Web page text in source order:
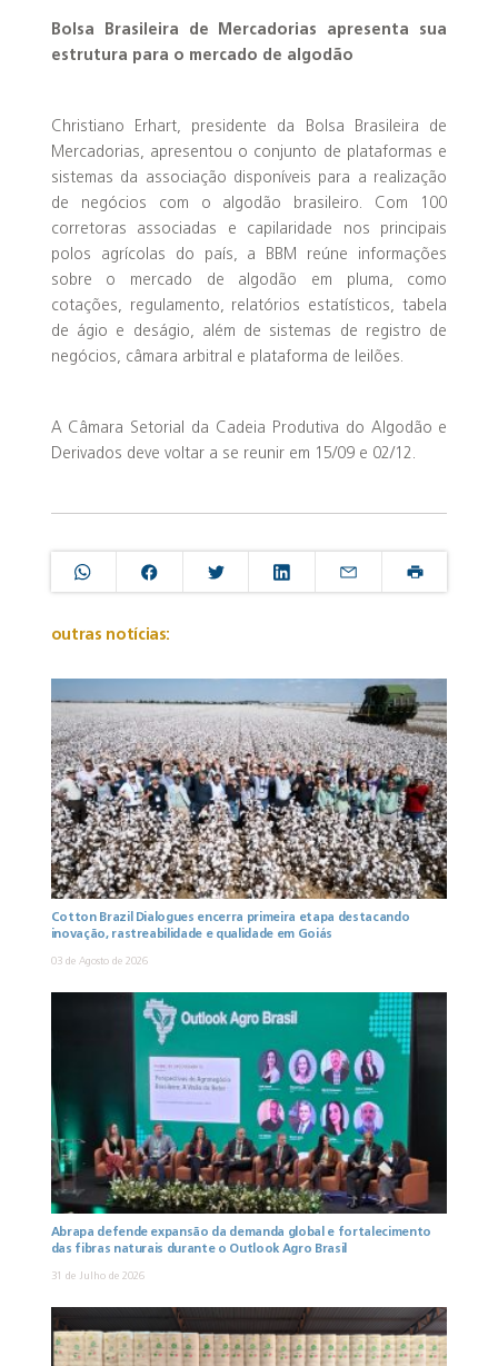
Bolsa Brasileira de Mercadorias apresenta sua
estrutura para o mercado de algodão
Christiano Erhart, presidente da Bolsa Brasileira de
Mercadorias, apresentou o conjunto de plataformas e
sistemas da associação disponíveis para a realização
de negócios com o algodão brasileiro. Com 100
corretoras associadas e capilaridade nos principais
polos agrícolas do país, a BBM reúne informações
sobre o mercado de algodão em pluma, como
cotações, regulamento, relatórios estatísticos, tabela
de ágio e deságio, além de sistemas de registro de
negócios, câmara arbitral e plataforma de leilões.
A Câmara Setorial da Cadeia Produtiva do Algodão e
Derivados deve voltar a se reunir em 15/09 e 02/12.
outras notícias:
Cotton Brazil Dialogues encerra primeira etapa destacando
inovação, rastreabilidade e qualidade em Goiás
03 de Agosto de 2026
Abrapa defende expansão da demanda global e fortalecimento
das fibras naturais durante o Outlook Agro Brasil
31 de Julho de 2026